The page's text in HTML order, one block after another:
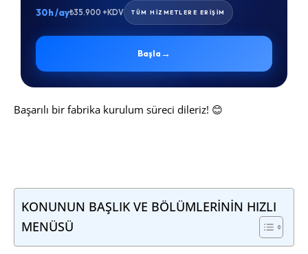
30h /ay₺35.900 +KDV TÜM HİZMETLERE ERİŞİM
Başla →
Başarılı bir fabrika kurulum süreci dileriz! 😊
KONUNUN BAŞLIK VE BÖLÜMLERİNİN HIZLI
MENÜSÜ